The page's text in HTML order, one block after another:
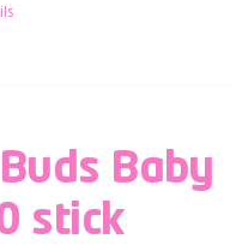
Baby
stick